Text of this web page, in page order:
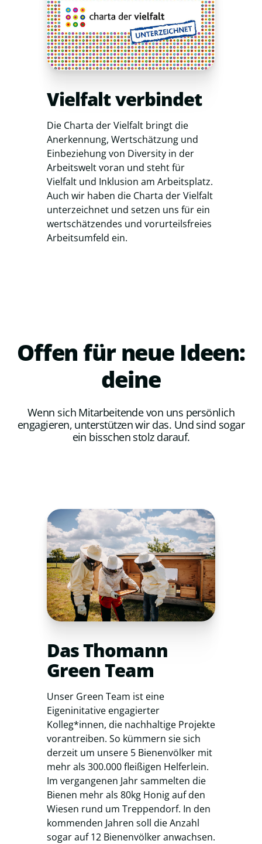
Vielfalt verbindet
Die Charta der Vielfalt bringt die
Anerkennung, Wertschätzung und
Einbeziehung von Diversity in der
Arbeitswelt voran und steht für
Vielfalt und Inklusion am Arbeitsplatz.
Auch wir haben die Charta der Vielfalt
unterzeichnet und setzen uns für ein
wertschätzendes und vorurteilsfreies
Arbeitsumfeld ein.
Offenfür neue Ideen:
deine
Wenn sich Mitarbeitende von uns persönlich
engagieren, unterstützen wir das. Und sind sogar
ein bisschen stolz darauf.
Das Thomann
Green Team
Unser Green Team ist eine
Eigeninitative engagierter
Kolleg*innen, die nachhaltige Projekte
vorantreiben. So kümmern sie sich
derzeit um unsere 5 Bienenvölker mit
mehr als 300.000 fleißigen Helferlein.
Im vergangenen Jahr sammelten die
Bienen mehr als 80kg Honig auf den
Wiesen rund um Treppendorf. In den
kommenden Jahren soll die Anzahl
sogar auf 12 Bienenvölker anwachsen.